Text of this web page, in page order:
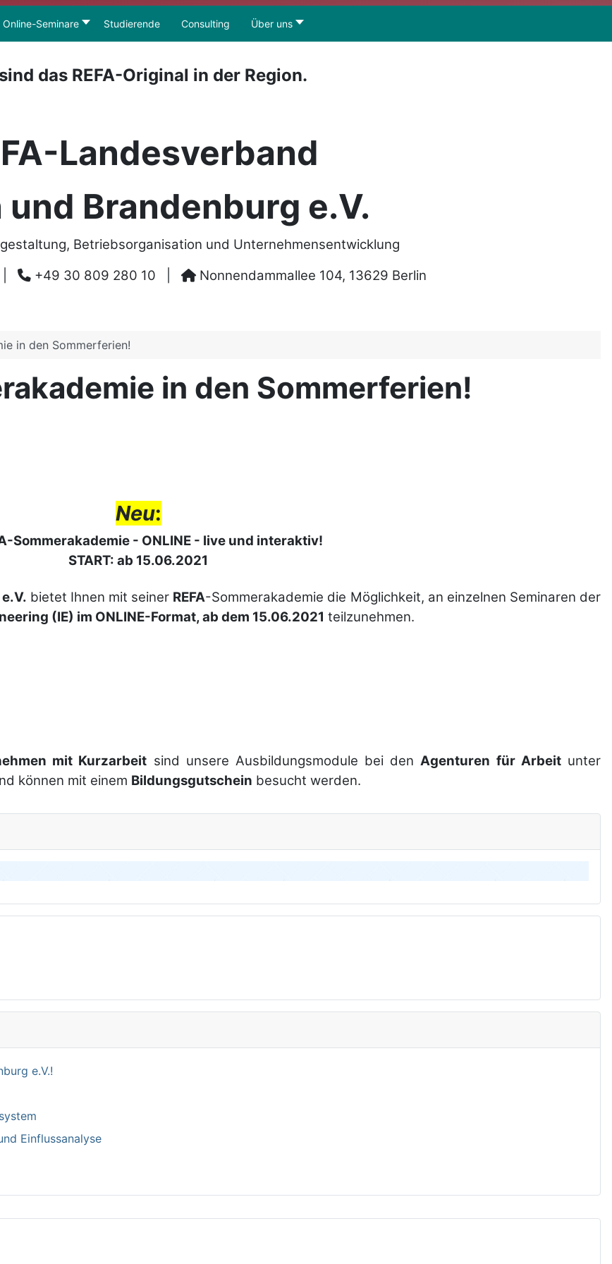
Online-Seminare Studierende Consulting Über uns
das REFA-Original in der Region.
Landesverband
und Brandenburg e.V.
Betriebsorganisation und Unternehmensentwicklung
+49 30 809 280 10 Nonnendammallee 104, 13629 Berlin
in den Sommerferien!
in den Sommerferien!
Neu:
-Sommerakademie - ONLINE - live und interaktiv!
START: ab 15.06.2021
bietet Ihnen mit seiner REFA-Sommerakademie die Möglichkeit, an einzelnen Seminaren der
(IE) im ONLINE-Format, ab dem 15.06.2021 teilzunehmen.
mit Kurzarbeit sind unsere Ausbildungsmodule bei denAgenturen für Arbeitunter
können mit einem Bildungsgutschein besucht werden.
e.V.!
Einflussanalyse